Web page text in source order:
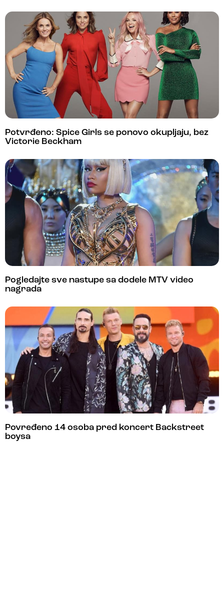
Potvrđeno: Spice Girls se ponovo okupljaju, bez
Victorie Beckham
Pogledajte sve nastupe sa dodele MTV video
nagrada
Povređeno 14 osoba pred koncert Backstreet
boysa